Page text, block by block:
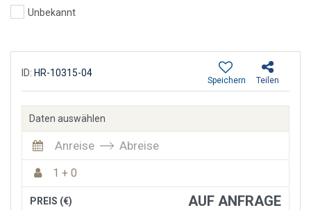
Unbekannt
ID: HR-10315-04
Teilen
Speichern
Daten auswählen
Anreise Abreise
1 + 0
PREIS (€) AUF ANFRAGE